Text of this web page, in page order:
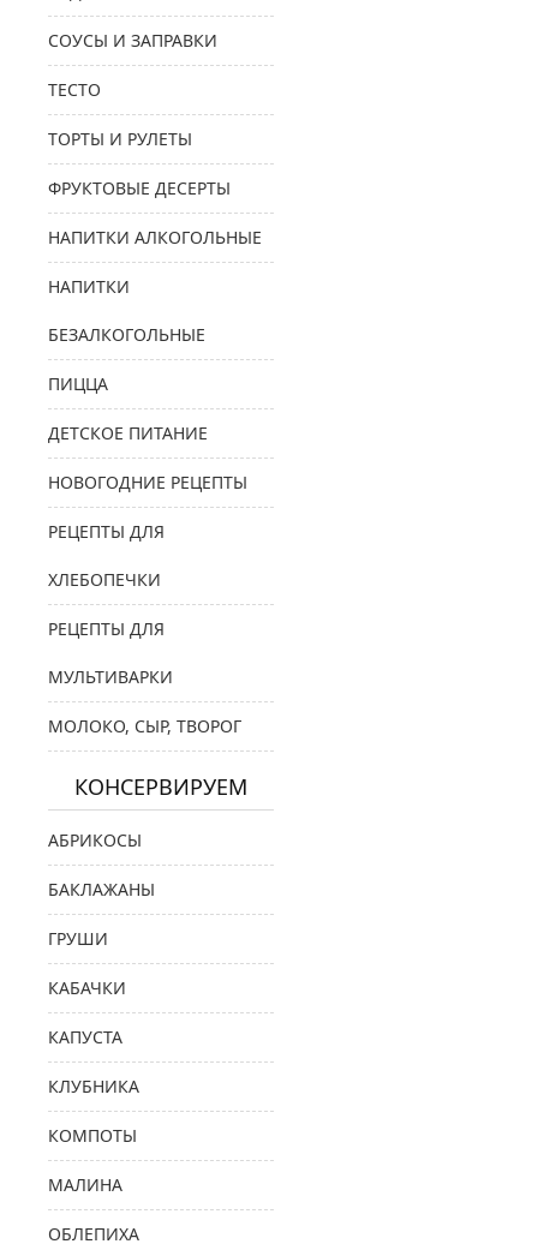
СОУСЫ И ЗАПРАВКИ
ТЕСТО
ТОРТЫ И РУЛЕТЫ
ФРУКТОВЫЕ ДЕСЕРТЫ
НАПИТКИ АЛКОГОЛЬНЫЕ
НАПИТКИ
БЕЗАЛКОГОЛЬНЫЕ
ПИЦЦА
ДЕТСКОЕ ПИТАНИЕ
НОВОГОДНИЕ РЕЦЕПТЫ
РЕЦЕПТЫ ДЛЯ
ХЛЕБОПЕЧКИ
РЕЦЕПТЫ ДЛЯ
МУЛЬТИВАРКИ
МОЛОКО, СЫР, ТВОРОГ
КОНСЕРВИРУЕМ
АБРИКОСЫ
БАКЛАЖАНЫ
ГРУШИ
КАБАЧКИ
КАПУСТА
КЛУБНИКА
КОМПОТЫ
МАЛИНА
ОБЛЕПИХА